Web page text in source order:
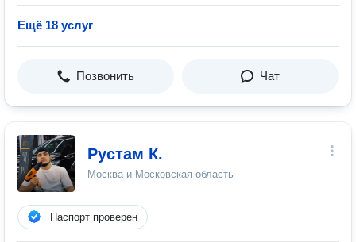
Ещё 18 услуг
Позвонить Чат
Рустам К.
Москва и Московская область
Паспорт проверен